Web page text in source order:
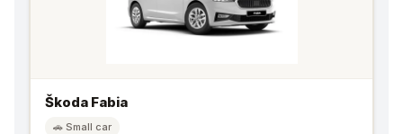
Škoda Fabia
🚗 Small car